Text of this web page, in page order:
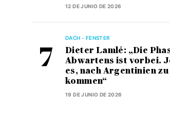
12 DE JUNIO DE 2026
DACH - FENSTER
Dieter Lamlé: „Die
Abwartens ist vorbei.
es, nach Argentinien zu
kommen“
19 DE JUNIO DE 2026